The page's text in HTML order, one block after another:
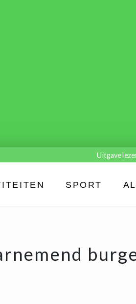
Uitgave
SPORT